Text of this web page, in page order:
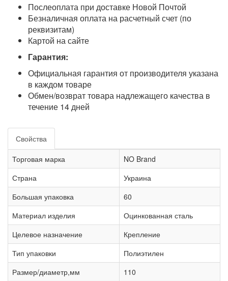
Послеоплата при доставке Новой Почтой
Безналичная оплата на расчетный счет (по
реквизитам)
Картой на сайте
Гарантия:
Официальная гарантия от производителя указана
в каждом товаре
Обмен/возврат товара надлежащего качества в
течение 14 дней
Свойства
Торговая марка
NO Brand
Страна
Украина
Большая упаковка
60
Материал изделия
Оцинкованная сталь
Целевое назначение
Крепление
Тип упаковки
Полиэтилен
Размер/диаметр,мм
110